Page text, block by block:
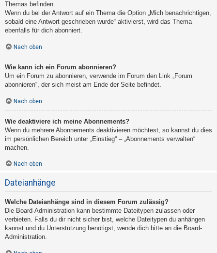
Themas befinden.
Wenn du bei der Antwort auf ein Thema die Option „Mich benachrichtigen,
sobald eine Antwort geschrieben wurde“ aktivierst, wird das Thema
ebenfalls für dich abonniert.
Nach oben
Wie kann ich ein Forum abonnieren?
Um ein Forum zu abonnieren, verwende im Forum den Link „Forum
abonnieren“, der sich meist am Ende der Seite befindet.
Nach oben
Wie deaktiviere ich meine Abonnements?
Wenn du mehrere Abonnements deaktivieren möchtest, so kannst du dies
im persönlichen Bereich unter „Einstieg“ – „Abonnements verwalten“
machen.
Nach oben
Dateianhänge
Welche Dateianhänge sind in diesem Forum zulässig?
Die Board-Administration kann bestimmte Dateitypen zulassen oder
verbieten. Falls du dir nicht sicher bist, welche Dateitypen du anhängen
kannst und du Unterstützung benötigst, wende dich bitte an die Board-
Administration.